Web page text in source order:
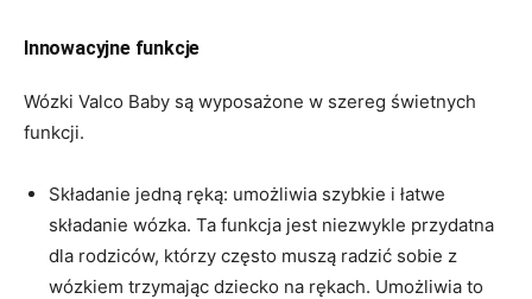
Innowacyjne funkcje
Wózki Valco Baby są wyposażone w szereg świetnych
funkcji.
Składanie jedną ręką: umożliwia szybkie i łatwe
składanie wózka. Ta funkcja jest niezwykle przydatna
dla rodziców, którzy często muszą radzić sobie z
wózkiem trzymając dziecko na rękach. Umożliwia to